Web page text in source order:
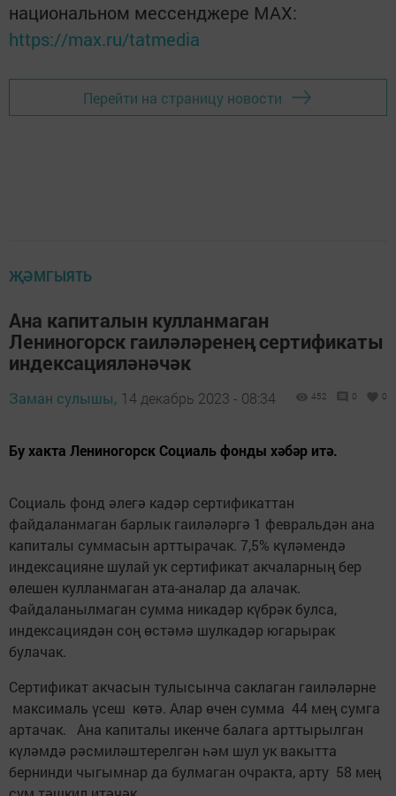
национальном мессенджере MАХ:
https://max.ru/tatmedia
Перейти на страницу новости
ҖӘМГЫЯТЬ
Ана капиталын кулланмаган
Лениногорск гаиләләренең сертификаты
индексацияләнәчәк
Заман сулышы, 14 декабрь 2023 - 08:34 452 0 0
Бу хакта Лениногорск Социаль фонды хәбәр итә.
Социаль фонд әлегә кадәр сертификаттан
файдаланмаган барлык гаиләләргә 1 февральдән ана
капиталы суммасын арттырачак. 7,5% күләмендә
индексацияне шулай ук сертификат акчаларның бер
өлешен кулланмаган ата-аналар да алачак.
Файдаланылмаган сумма никадәр күбрәк булса,
индексациядән соң өстәмә шулкадәр югарырак
булачак.
Сертификат акчасын тулысынча саклаган гаиләләрне
максималь үсеш көтә. Алар өчен сумма 44 мең сумга
артачак. Ана капиталы икенче балага арттырылган
күләмдә рәсмиләштерелгән һәм шул ук вакытта
бернинди чыгымнар да булмаган очракта, арту 58 мең